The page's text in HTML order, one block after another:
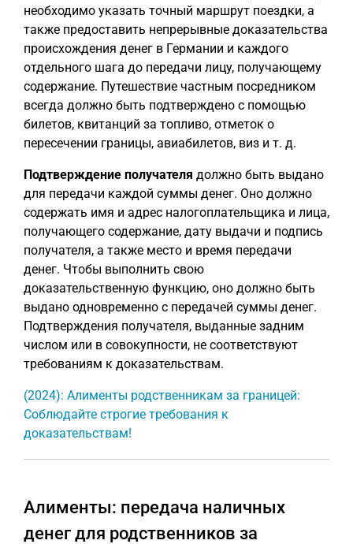
необходимо указать точный маршрут поездки, а
также предоставить непрерывные доказательства
происхождения денег в Германии и каждого
отдельного шага до передачи лицу, получающему
содержание. Путешествие частным посредником
всегда должно быть подтверждено с помощью
билетов, квитанций за топливо, отметок о
пересечении границы, авиабилетов, виз и т. д.
Подтверждение получателя должно быть выдано
для передачи каждой суммы денег. Оно должно
содержать имя и адрес налогоплательщика и лица,
получающего содержание, дату выдачи и подпись
получателя, а также место и время передачи
денег. Чтобы выполнить свою
доказательственную функцию, оно должно быть
выдано одновременно с передачей суммы денег.
Подтверждения получателя, выданные задним
числом или в совокупности, не соответствуют
требованиям к доказательствам.
(2024): Алименты родственникам за границей:
Соблюдайте строгие требования к
доказательствам!
Алименты: передача наличных
денег для родственников за